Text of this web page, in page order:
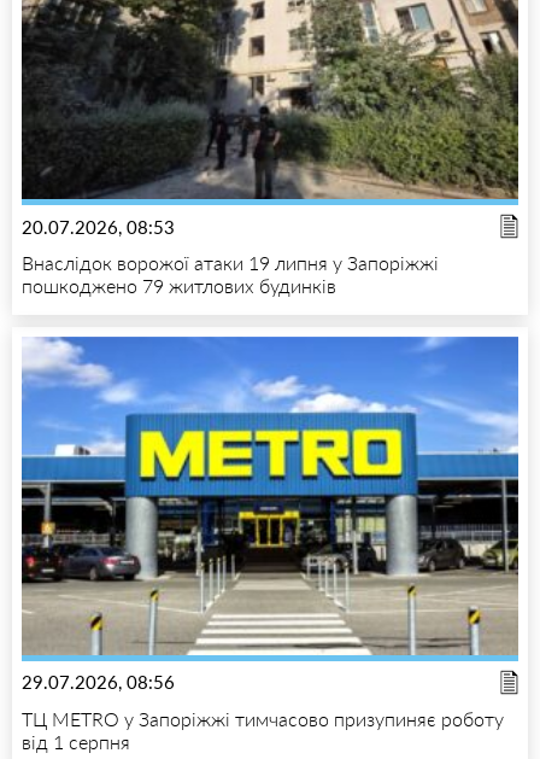
20.07.2026, 08:53
Внаслідок ворожої атаки 19 липня у Запоріжжі
пошкоджено 79 житлових будинків
29.07.2026, 08:56
ТЦ METRO у Запоріжжі тимчасово призупиняє роботу
від 1 серпня